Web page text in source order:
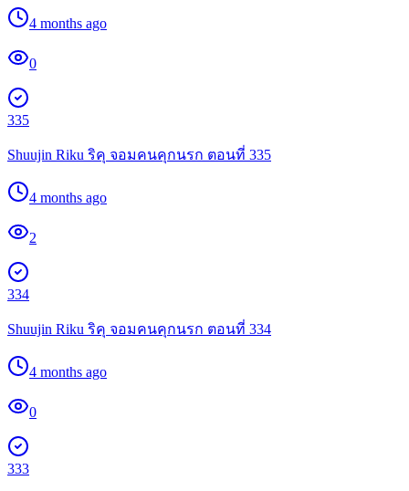
4 months ago
0
335
Shuujin Riku ริคุ จอมคนคุกนรก ตอนที่ 335
4 months ago
2
334
Shuujin Riku ริคุ จอมคนคุกนรก ตอนที่ 334
4 months ago
0
333